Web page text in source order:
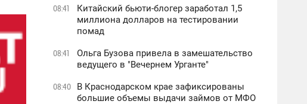
08:41
Китайский бьюти-блогер заработал 1,5
миллиона долларов на тестировании
помад
08:41
Ольга Бузова привела в замешательство
ведущего в "Вечернем Урганте"
08:40
В Краснодарском крае зафиксированы
большие объемы выдачи займов от МФО